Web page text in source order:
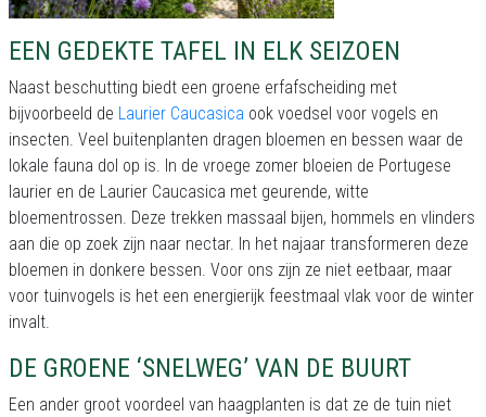
EEN GEDEKTE TAFEL IN ELK SEIZOEN
Naast beschutting biedt een groene erfafscheiding met
bijvoorbeeld de Laurier Caucasica ook voedsel voor vogels en
insecten. Veel buitenplanten dragen bloemen en bessen waar de
lokale fauna dol op is. In de vroege zomer bloeien de Portugese
laurier en de Laurier Caucasica met geurende, witte
bloementrossen. Deze trekken massaal bijen, hommels en vlinders
aan die op zoek zijn naar nectar. In het najaar transformeren deze
bloemen in donkere bessen. Voor ons zijn ze niet eetbaar, maar
voor tuinvogels is het een energierijk feestmaal vlak voor de winter
invalt.
DE GROENE ‘SNELWEG’ VAN DE BUURT
Een ander groot voordeel van haagplanten is dat ze de tuin niet